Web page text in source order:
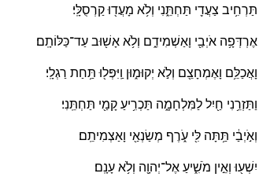
תַּרְחִ֥יב צַעֲדִ֖י תַּחְתֵּ֑נִי וְלֹ֥א מָעֲד֖וּ קַרְסֻלָּֽי׃
אֶרְדְּפָ֥ה אֹיְבַ֖י וָאַשְׁמִידֵ֑ם וְלֹ֥א אָשׁ֖וּב עַד־כַּלּוֹתָֽם׃
וָאֲכַלֵּ֥ם וָאֶמְחָצֵ֖ם וְלֹ֣א יְקוּמ֑וּן וַֽיִּפְּל֖וּ תַּ֥חַת רַגְלָֽי׃
וַתַּזְרֵ֥נִי חַ֖יִל לַמִּלְחָמָ֑ה תַּכְרִ֥יעַ קָמַ֖י תַּחְתֵּֽנִי׃
וְאֹ֣יְבַ֔י תַּ֥תָּה לִּ֖י עֹ֑רֶף מְשַׂנְאַ֖י וָאַצְמִיתֵֽם׃
יִשְׁע֖וּ וְאֵ֣ין מֹשִׁ֑יעַ אֶל־יְהוָ֖ה וְלֹ֥א עָנָֽם׃